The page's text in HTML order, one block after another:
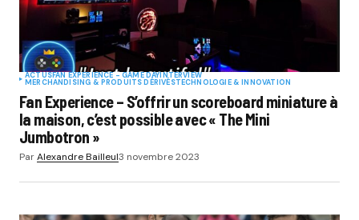
ACTUSFAN EXPERIENCE - GAME DAYINTERVIEW
MERCHANDISING & PRODUITS DÉRIVÉSTECHNOLOGIE & INNOVATION
Fan Experience – S’offrir un scoreboard miniature à
la maison, c’est possible avec « The Mini
Jumbotron »
ParAlexandre Bailleul3 novembre 2023